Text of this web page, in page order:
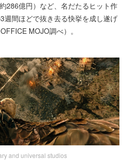
286億円）など、名だたるヒット作
週間ほどで抜き去る快挙を成し遂げ
MOJO調べ）。
and universal studios